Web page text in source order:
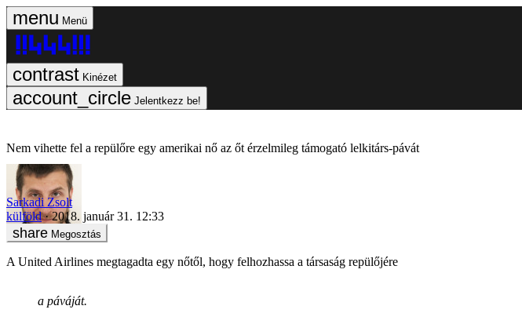
Menü
Kinézet
Jelentkezz be!
Nem vihette fel a repülőre egy amerikai nő az őt érzelmileg támogató lelkitárs-pávát
Sarkadi Zsolt
külföld
2018. január 31. 12:33
Megosztás
A United Airlines megtagadta egy nőtől, hogy felhozhassa a társaság repülőjére
a páváját.